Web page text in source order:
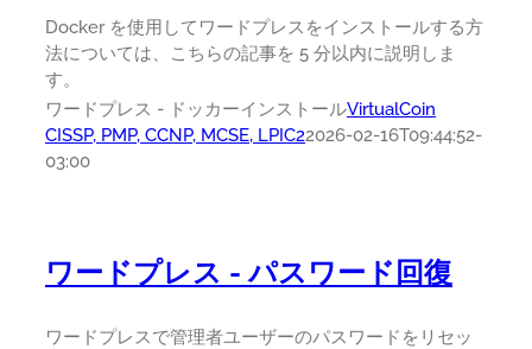
Docker を使用してワードプレスをインストールする方
法については、こちらの記事を 5 分以内に説明しま
す。
ワードプレス - ドッカーインストールVirtualCoin
CISSP, PMP, CCNP, MCSE, LPIC22026-02-16T09:44:52-
03:00
ワードプレス - パスワード回復
ワードプレスで管理者ユーザーのパスワードをリセッ